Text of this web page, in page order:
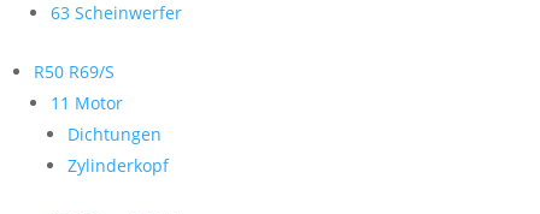
63 Scheinwerfer
R50 R69/S
11 Motor
Dichtungen
Zylinderkopf